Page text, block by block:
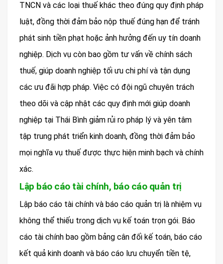
TNCN và các loại thuế khác theo đúng quy định pháp
luật, đồng thời đảm bảo nộp thuế đúng hạn để tránh
phát sinh tiền phạt hoặc ảnh hưởng đến uy tín doanh
nghiệp. Dịch vụ còn bao gồm tư vấn về chính sách
thuế, giúp doanh nghiệp tối ưu chi phí và tận dụng
các ưu đãi hợp pháp. Việc có đội ngũ chuyên trách
theo dõi và cập nhật các quy định mới giúp doanh
nghiệp tại Thái Bình giảm rủi ro pháp lý và yên tâm
tập trung phát triển kinh doanh, đồng thời đảm bảo
mọi nghĩa vụ thuế được thực hiện minh bạch và chính
xác.
Lập báo cáo tài chính, báo cáo quản trị
Lập báo cáo tài chính và báo cáo quản trị là nhiệm vụ
không thể thiếu trong dịch vụ kế toán trọn gói. Báo
cáo tài chính bao gồm bảng cân đối kế toán, báo cáo
kết quả kinh doanh và báo cáo lưu chuyển tiền tệ,